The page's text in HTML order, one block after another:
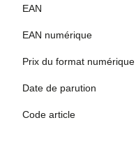
EAN
EAN numérique
Prix du format numérique
Date de parution
Code article